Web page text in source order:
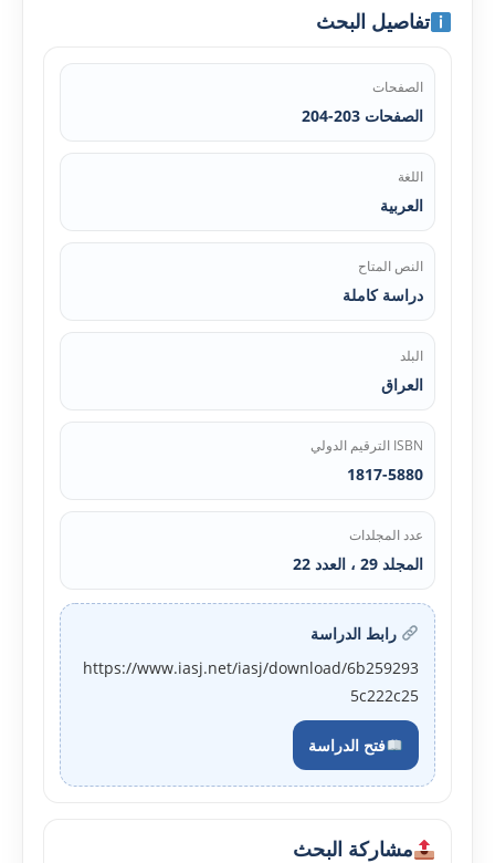
تفاصيل البحث
الصفحات
الصفحات 203-204
اللغة
العربية
النص المتاح
دراسة كاملة
البلد
العراق
ISBN الترقيم الدولي
1817-5880
عدد المجلدات
المجلد 29 ، العدد 22
رابط الدراسة
https://www.iasj.net/iasj/download/6b259293
5c222c25
فتح الدراسة
مشاركة البحث